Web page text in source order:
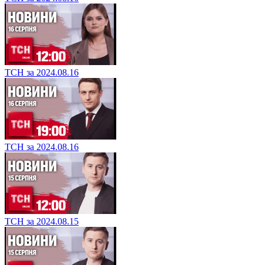
ТСН за 2024.08.16
ТСН за 2024.08.16
ТСН за 2024.08.15